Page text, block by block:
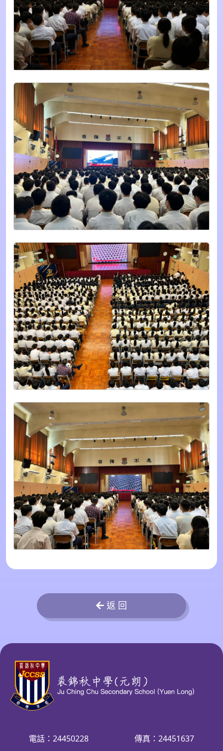
返 回
電話：24450228 傳真：24451637